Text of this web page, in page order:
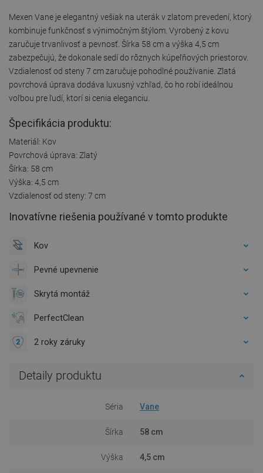
Mexen Vane je elegantný vešiak na uterák v zlatom prevedení, ktorý
kombinuje funkčnosť s výnimočným štýlom. Vyrobený z kovu
zaručuje trvanlivosť a pevnosť. Šírka 58 cm a výška 4,5 cm
zabezpečujú, že dokonale sedí do rôznych kúpeľňových priestorov.
Vzdialenosť od steny 7 cm zaručuje pohodlné používanie. Zlatá
povrchová úprava dodáva luxusný vzhľad, čo ho robí ideálnou
voľbou pre ľudí, ktorí si cenia eleganciu.
Špecifikácia produktu:
Materiál: Kov
Povrchová úprava: Zlatý
Šírka: 58 cm
Výška: 4,5 cm
Vzdialenosť od steny: 7 cm
Inovatívne riešenia používané v tomto produkte
Kov
Pevné upevnenie
Skrytá montáž
PerfectClean
2 roky záruky
Detaily produktu
Séria Vane
Šírka 58 cm
Výška 4,5 cm